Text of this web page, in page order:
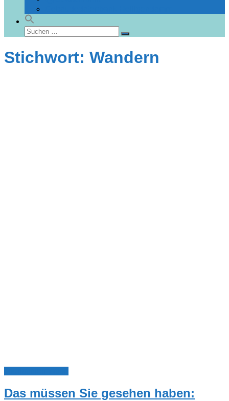
Suchen
nach:
Suchen
Stichwort: Wandern
Das müssen Sie gesehen haben: